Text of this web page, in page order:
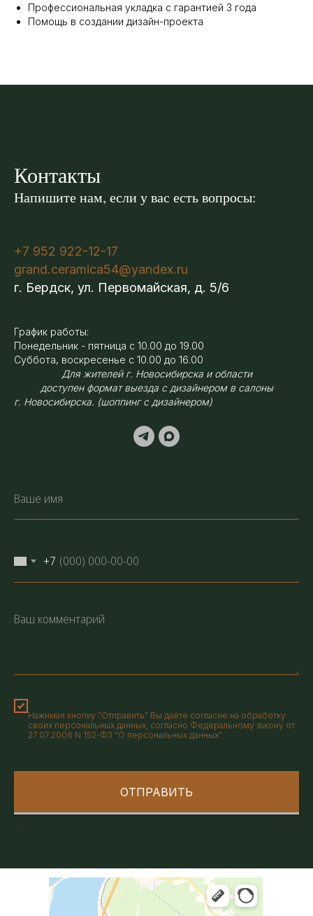
Профессиональная укладка с гарантией 3 года
Помощь в создании дизайн-проекта
Контакты
Напишите нам, если у вас есть вопросы:
+7 952 922-12-17
grand.ceramica54@yandex.ru
г. Бердск, ул. Первомайская, д. 5/6
График работы:
Понедельник - пятница с 10.00 до 19.00
Суббота, воскресенье с 10.00 до 16.00
Для жителей г. Новосибирска и области
доступен формат выезда с дизайнером в салоны
г. Новосибирска. (шоппинг с дизайнером)
+7
Нажимая кнопку "Отправить" Вы даёте согласие на обработку
своих персональных данных, согласно Федеральному закону от
27.07.2006 N 152-ФЗ "О персональных данных".
ОТПРАВИТЬ